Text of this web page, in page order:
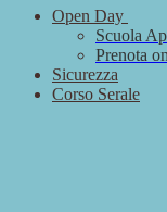
Open Day
Scuola
Prenota
Sicurezza
Corso Serale